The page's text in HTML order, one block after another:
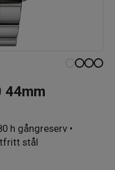
44mm
h gångreserv •
stål